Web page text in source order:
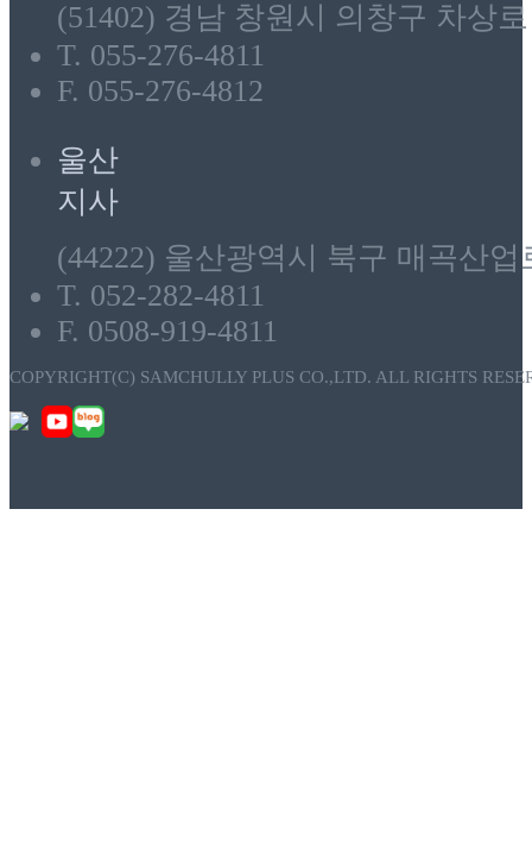
(51402) 경남 창원시 의창구 차상
T. 055-276-4811
F. 055-276-4812
울산
지사
(44222) 울산광역시 북구 매곡산
T. 052-282-4811
F. 0508-919-4811
COPYRIGHT(C) SAMCHULLY PLUS CO.,LTD. ALL RIGHTS